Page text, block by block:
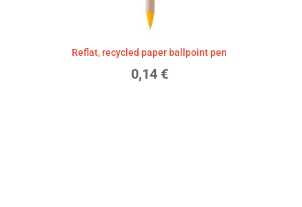
Reflat, recycled paper ballpoint pen
0,14 €